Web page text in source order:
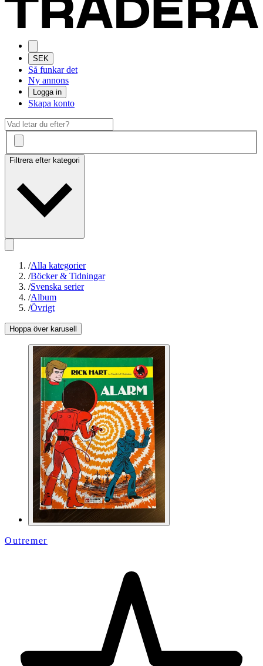
SEK
Så funkar det
Ny annons
Logga in
Skapa konto
Filtrera efter kategori
/Alla kategorier
/Böcker & Tidningar
/Svenska serier
/Album
/Övrigt
Hoppa över karusell
Outremer